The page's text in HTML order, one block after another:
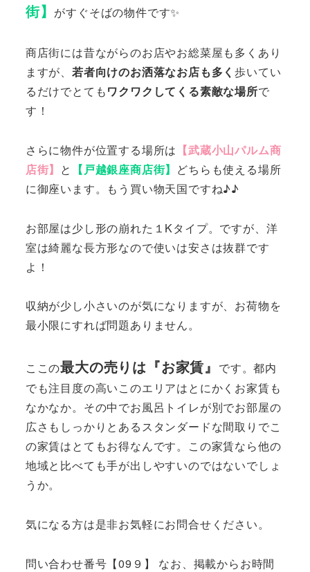
街】 がすぐそばの物件です✨
商店街には昔ながらのお店やお総菜屋も多くあり
ますが、 若者向けのお洒落なお店も多く歩いてい
るだけでとてもワクワクしてくる素敵な場所で
す！
さらに物件が位置する場所は 【武蔵小山パルム商
店街】 と 【戸越銀座商店街】 どちらも使える場所
に御座います。もう買い物天国ですね♪♪
お部屋は少し形の崩れた１Kタイプ。ですが、洋
室は綺麗な長方形なので使いは安さは抜群です
よ！
収納が少し小さいのが気になりますが、お荷物を
最小限にすれば問題ありません。
ここの最大の売りは『お家賃』 です。都内
でも注目度の高いこのエリアはとにかくお家賃も
なかなか。その中でお風呂トイレが別でお部屋の
広さもしっかりとあるスタンダードな間取りでこ
の家賃はとてもお得なんです。この家賃なら他の
地域と比べても手が出しやすいのではないでしょ
うか。
気になる方は是非お気軽にお問合せください。
問い合わせ番号【09９】 なお、掲載からお時間